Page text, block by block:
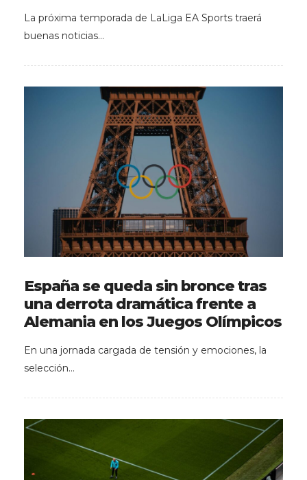
La próxima temporada de LaLiga EA Sports traerá
buenas noticias…
España se queda sin bronce tras
una derrota dramática frente a
Alemania en los Juegos Olímpicos
En una jornada cargada de tensión y emociones, la
selección…